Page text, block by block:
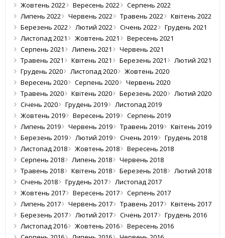
Жовтень 2022
Вересень 2022
Серпень 2022
Липень 2022
Червень 2022 Травень 2022
Квітень 2022
Березень 2022
Лютий 2022 Січень 2022
Грудень 2021
Листопад 2021
Жовтень 2021
Вересень 2021
Серпень 2021
Липень 2021
Червень 2021
Травень 2021
Квітень 2021 Березень 2021
Лютий 2021
Грудень 2020
Листопад 2020
Жовтень 2020
Вересень 2020
Серпень 2020
Червень 2020
Травень 2020
Квітень 2020 Березень 2020
Лютий 2020
Січень 2020
Грудень 2019
Листопад 2019
Жовтень 2019
Вересень 2019
Серпень 2019
Липень 2019
Червень 2019 Травень 2019
Квітень 2019
Березень 2019
Лютий 2019 Січень 2019
Грудень 2018
Листопад 2018
Жовтень 2018
Вересень 2018
Серпень 2018
Липень 2018
Червень 2018
Травень 2018
Квітень 2018 Березень 2018
Лютий 2018
Січень 2018
Грудень 2017
Листопад 2017
Жовтень 2017
Вересень 2017
Серпень 2017
Липень 2017
Червень 2017 Травень 2017
Квітень 2017
Березень 2017
Лютий 2017 Січень 2017
Грудень 2016
Листопад 2016
Жовтень 2016
Вересень 2016